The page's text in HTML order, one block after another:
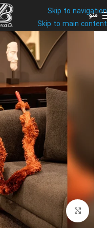
Skip to navigation
Skip to main content
منو
برای بزرگنمایی کلیک کنید